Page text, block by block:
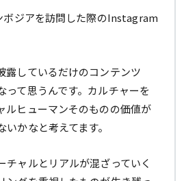
ボジアを訪問した際のInstagram
露しているだけのコンテンツ
って思うんです。カルチャーを
ルヒューマンそのものの価値が
かなと考えてます。
チャルとリアルが混ざっていく